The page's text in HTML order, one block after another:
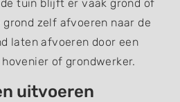
tuin blijft er vaak grond of
grond zelf afvoeren naar de
laten afvoeren door een
of grondwerker.
uitvoeren